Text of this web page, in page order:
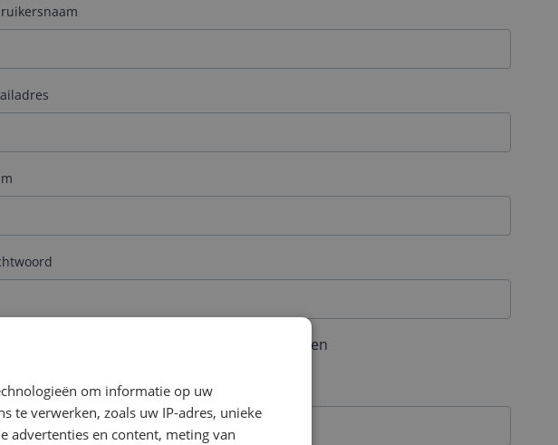
wachtwoord moet minimaal 6 karakters bevatten
herhalenom informatie op uw
te verwerken, zoals uw IP-adres, unieke
advertenties en content, meting van